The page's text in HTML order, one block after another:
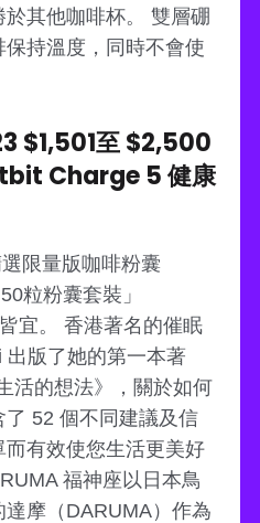
其他咖啡杯。 雙層硼
持溫度，同時不會使
$1,501至 $2,500
Charge 5 健康
限量版咖啡粉囊
粒粉囊套裝」
宜。 香港著名的催眠
版了她的第一本著
活的想法》，關於如何
52 個不同建議及信
有效使您生活更美好
福神座以日本鳥
摩（DARUMA）作為